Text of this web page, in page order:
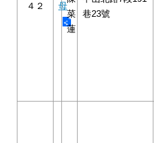
４２
母
菜
蓮
巷23號